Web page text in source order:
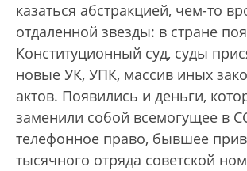
казаться абстракцией, чем-то
отдаленной звезды: в стране
Конституционный суд, суды
новые УК, УПК, массив иных
актов. Появились и деньги,
заменили собой всемогущее в
телефонное право, бывшее
тысячного отряда советской